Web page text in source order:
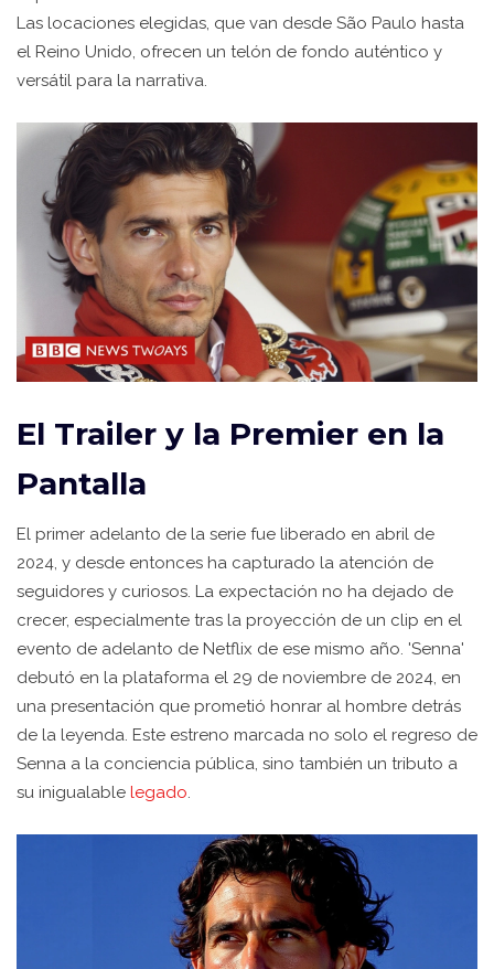
Las locaciones elegidas, que van desde São Paulo hasta
el Reino Unido, ofrecen un telón de fondo auténtico y
versátil para la narrativa.
El Trailer y la Premier en la
Pantalla
El primer adelanto de la serie fue liberado en abril de
2024, y desde entonces ha capturado la atención de
seguidores y curiosos. La expectación no ha dejado de
crecer, especialmente tras la proyección de un clip en el
evento de adelanto de Netflix de ese mismo año. 'Senna'
debutó en la plataforma el 29 de noviembre de 2024, en
una presentación que prometió honrar al hombre detrás
de la leyenda. Este estreno marcada no solo el regreso de
Senna a la conciencia pública, sino también un tributo a
su inigualable legado.